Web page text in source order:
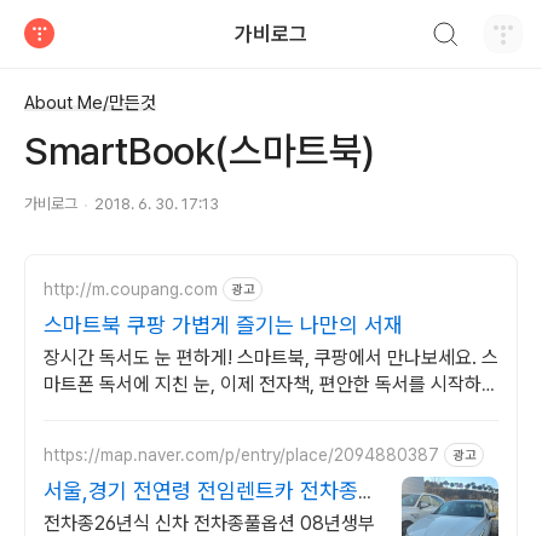
가비로그
About Me/만든것
SmartBook(스마트북)
가비로그 2018. 6. 30. 17:13
http://m.coupang.com 광고
스마트북 쿠팡 가볍게 즐기는 나만의 서재
장시간 독서도 눈 편하게! 스마트북, 쿠팡에서 만나보세요. 스
마트폰 독서에 지친 눈, 이제 전자책, 편안한 독서를 시작하세
https://map.naver.com/p/entry/place/2094880387 광고
서울,경기 전연령 전임렌트카 전차종1
만원 할인!
전차종26년식 신차 전차종풀옵션 08년생부